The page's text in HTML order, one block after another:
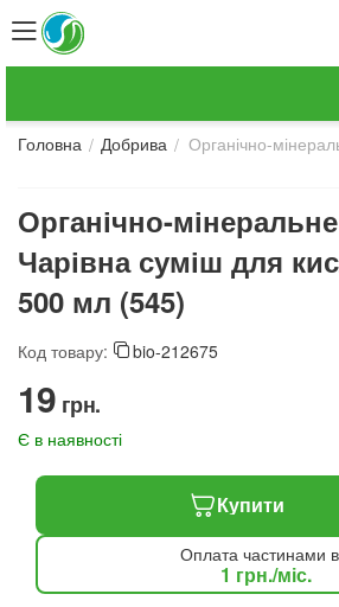
Головна / Добрива / Органічно-
Органічно-
Чарівна суміш для
500 мл (545)
Код товару: bio-212675
‍19‍ грн.
Є в наявності
Купити
Оплата частинами
1 грн./міс.